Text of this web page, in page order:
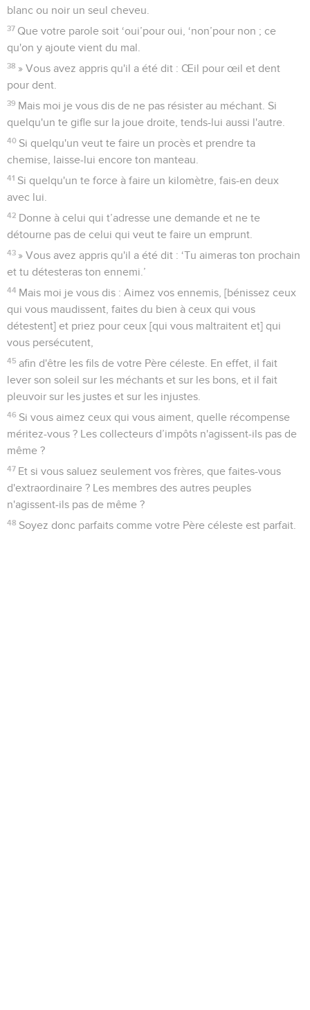
blanc ou noir un seul cheveu.
37 Que votre parole soit ‘oui’pour oui, ‘non’pour non ; ce
qu'on y ajoute vient du mal.
38 » Vous avez appris qu'il a été dit : Œil pour œil et dent
pour dent.
39 Mais moi je vous dis de ne pas résister au méchant. Si
quelqu'un te gifle sur la joue droite, tends-lui aussi l'autre.
40 Si quelqu'un veut te faire un procès et prendre ta
chemise, laisse-lui encore ton manteau.
41 Si quelqu'un te force à faire un kilomètre, fais-en deux
avec lui.
42 Donne à celui qui t’adresse une demande et ne te
détourne pas de celui qui veut te faire un emprunt.
43 » Vous avez appris qu'il a été dit : ‘Tu aimeras ton prochain
et tu détesteras ton ennemi.’
44 Mais moi je vous dis : Aimez vos ennemis, [bénissez ceux
qui vous maudissent, faites du bien à ceux qui vous
détestent] et priez pour ceux [qui vous maltraitent et] qui
vous persécutent,
45 afin d'être les fils de votre Père céleste. En effet, il fait
lever son soleil sur les méchants et sur les bons, et il fait
pleuvoir sur les justes et sur les injustes.
46 Si vous aimez ceux qui vous aiment, quelle récompense
méritez-vous ? Les collecteurs d’impôts n'agissent-ils pas de
même ?
47 Et si vous saluez seulement vos frères, que faites-vous
d'extraordinaire ? Les membres des autres peuples
n'agissent-ils pas de même ?
48 Soyez donc parfaits comme votre Père céleste est parfait.